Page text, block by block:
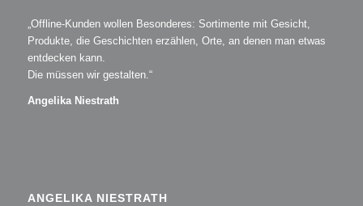
„Offline-Kunden wollen Besonderes: Sortimente mit Gesicht,
Produkte, die Geschichten erzählen, Orte, an denen man etwas
entdecken kann.
Die müssen wir gestalten.“
Angelika Niestrath
ANGELIKA NIESTRATH